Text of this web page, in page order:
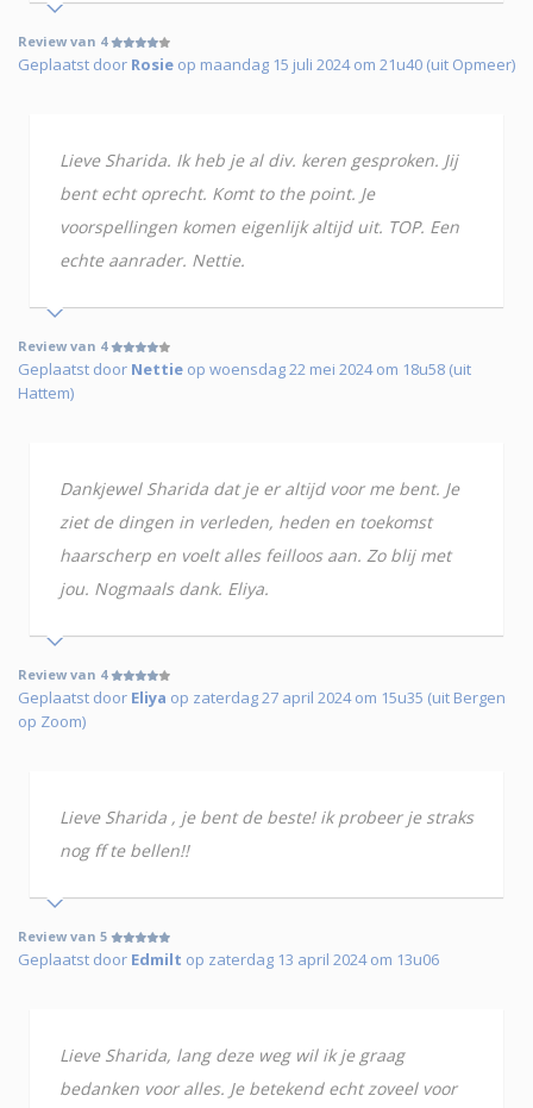
Review van 4
Geplaatst door Rosie op maandag 15 juli 2024 om 21u40 (uit Opmeer)
Lieve Sharida. Ik heb je al div. keren gesproken. Jij
bent echt oprecht. Komt to the point. Je
voorspellingen komen eigenlijk altijd uit. TOP. Een
echte aanrader. Nettie.
Review van 4
Geplaatst door Nettie op woensdag 22 mei 2024 om 18u58 (uit
Hattem)
Dankjewel Sharida dat je er altijd voor me bent. Je
ziet de dingen in verleden, heden en toekomst
haarscherp en voelt alles feilloos aan. Zo blij met
jou. Nogmaals dank. Eliya.
Review van 4
Geplaatst door Eliya op zaterdag 27 april 2024 om 15u35 (uit Bergen
op Zoom)
Lieve Sharida , je bent de beste! ik probeer je straks
nog ff te bellen!!
Review van 5
Geplaatst door Edmilt op zaterdag 13 april 2024 om 13u06
Lieve Sharida, lang deze weg wil ik je graag
bedanken voor alles. Je betekend echt zoveel voor